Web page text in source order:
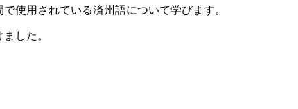
使用されている済州語について学びます。
した。